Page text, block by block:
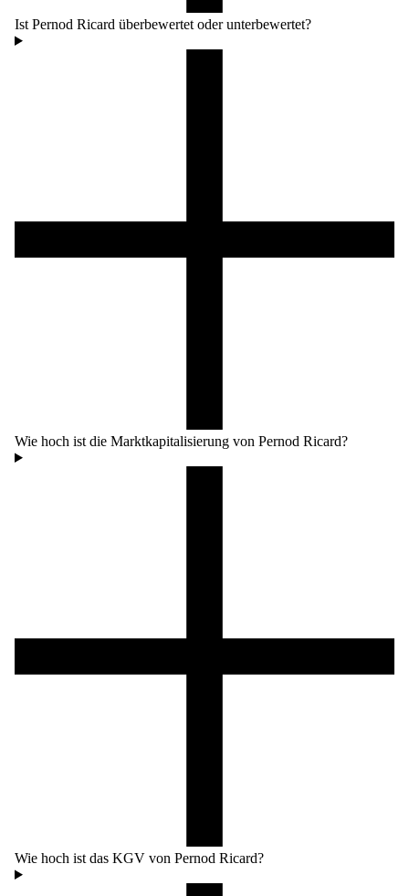
Ist Pernod Ricard überbewertet oder unterbewertet?
Wie hoch ist die Marktkapitalisierung von Pernod Ricard?
Wie hoch ist das KGV von Pernod Ricard?